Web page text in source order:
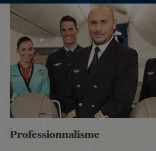
Professionnalisme